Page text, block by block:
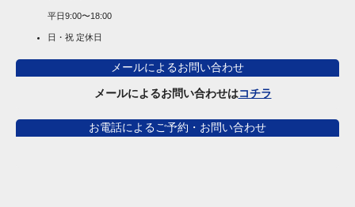
平日9:00〜18:00
日・祝 定休日
メールによるお問い合わせ
メールによるお問い合わせはコチラ
お電話によるご予約・お問い合わせ